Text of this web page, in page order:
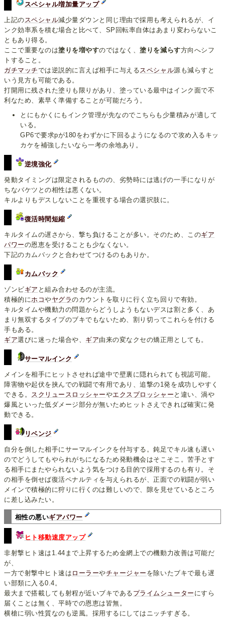
スペシャル増加量アップ
上記のスペシャル減少量ダウンと同じ理由で採用も考えられるが、イ
ンク効率系を積む場合と比べて、SP回転率自体はあまり変わらないこ
ともあり得る。
ここで重要なのは塗りを増やすのではなく、塗りを減らす方向へシフ
トすること。
ガチマッチでは逆説的に言えば相手に与えるスペシャル源も減らすと
いう見方も可能である。
打開用に残された塗りも限りがあり、塗っている最中はインク面で不
利なため、素早く準備することが可能だろう。
とにもかくにもインク管理が先なのでこちらも少量積みが適して
いる。
GP6で要求pが180をわずかに下回るようになるので攻め入るキッ
カケを補強したいなら一考の余地あり。
逆境強化
発動タイミングは限定されるものの、劣勢時には逃げの一手になりが
ちなバケツとの相性は悪くない。
キルよりもデスしないことを重視する場合の選択肢に。
復活時間短縮
キルタイムの遅さから、撃ち負けることが多い。そのため、このギア
パワーの恩恵を受けることも少なくない。
下記のカムバックと合わせてつけるのもありか。
カムバック
ゾンビギア と組み合わせるのが主流。
積極的にホコやヤグラのカウントを取りに行く立ち回りで有効。
キルタイムや機動力の問題からどうしようもないデスは割と多く、あ
まり無双するタイプのブキでもないため、割り切ってこれらを付ける
手もある。
ギア選びに迷った場合や、 ギア由来の変なクセの矯正用としても。
サーマルインク
メインを相手にヒットさせれば途中で壁裏に隠れられても視認可能。
障害物や起伏を挟んでの戦闘で有用であり、追撃の1発を成功しやすく
できる。 スクリュースロッシャーやエクスプロッシャー と違い、渦や
爆風といった低ダメージ部分が無いためヒットさえできれば確実に発
動できる。
リベンジ
自分を倒した相手にサーマルインクを付与する。鈍足でキル速も遅い
のでどうしてもやられがちになるため発動機会はそこそこ。苦手とす
る相手にまたやられないよう気をつける目的で採用するのも有り。そ
の相手を倒せば復活ペナルティを与えられるが、正面での戦闘が弱い
メインで積極的に狩りに行くのは難しいので、隙を見せているところ
に差し込みたい。
相性の悪いギアパワー
ヒト移動速度アップ
非射撃ヒト速は1.44まで上昇するため金網上での機動力改善は可能だ
が、
一方で射撃中ヒト速は ローラーやチャージャー を除いたブキで最も遅
い部類に入る0.4。
最大まで搭載しても射程が近いブキである プライムシューター にすら
届くことは無く、平時での恩恵は皆無。
横槍に弱い性質なのも逆風。採用するにしてはニッチすぎる。